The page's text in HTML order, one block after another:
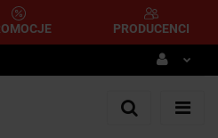
PRODUCENCI
Zaloguj się